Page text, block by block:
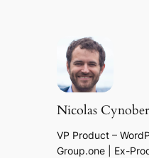
Nicolas Cynober
VP Product –
Group.one | Ex-